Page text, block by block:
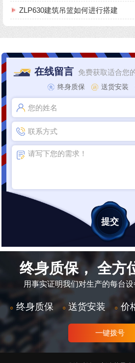
ZLP630建筑吊篮如何进行搭建
在线留言 免费获取适合您
终身质保 送货安装
终身质保， 全方
用事实证明我们对生产的每台
○ 终身质保 ○ 送货安装 ○ 价
一键拨号